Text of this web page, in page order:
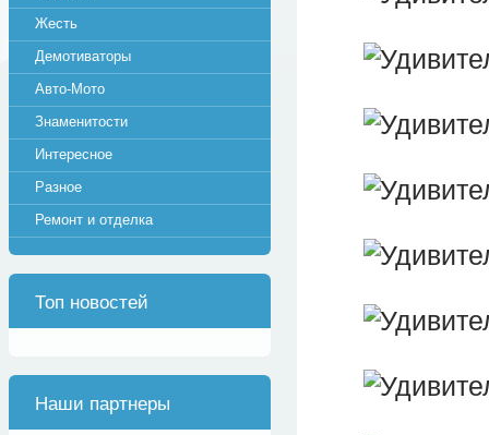
Жесть
Демотиваторы
Авто-Мото
Знаменитости
Интересное
Разное
Ремонт и отделка
Топ новостей
Наши партнеры